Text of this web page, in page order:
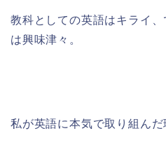
教科としての英語はキライ
は興味津々。
私が英語に本気で取り組んだ